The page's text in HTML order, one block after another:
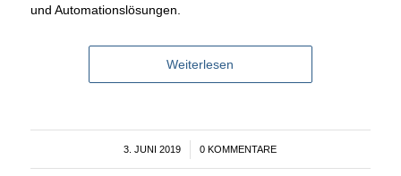
und Automationslösungen.
Weiterlesen
3. JUNI 2019
/ 0 KOMMENTARE